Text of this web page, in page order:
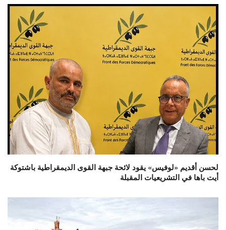
لحسن أقديم «لوفيس» يقود لائحة جبهة القوى الديمقراطية باشتوكة
أيت باها في التشريعيات المقبلة